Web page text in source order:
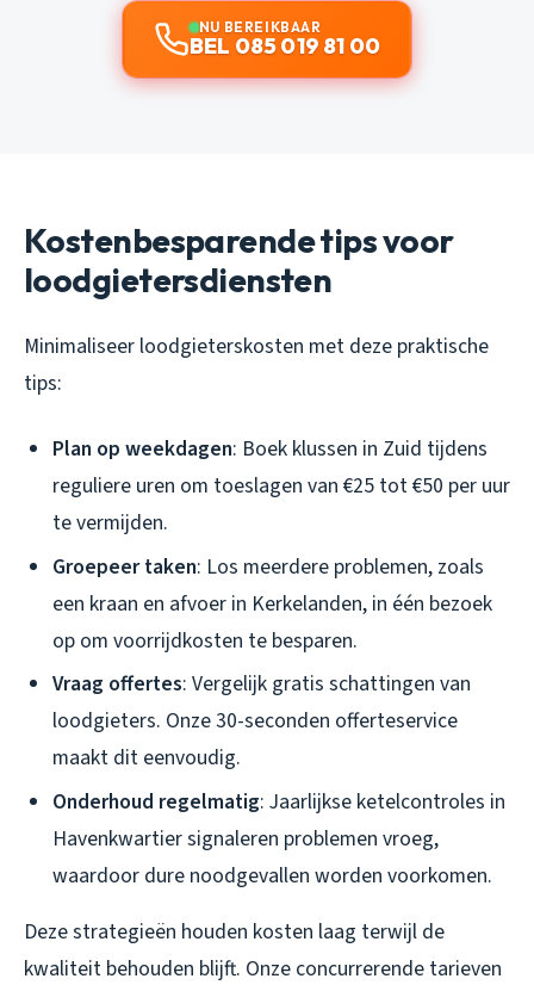
NU BEREIKBAAR
BEL 085 019 81 00
Kostenbesparende tips voor
loodgietersdiensten
Minimaliseer loodgieterskosten met deze praktische
tips:
Plan op weekdagen: Boek klussen in Zuid tijdens
reguliere uren om toeslagen van €25 tot €50 per uur
te vermijden.
Groepeer taken: Los meerdere problemen, zoals
een kraan en afvoer in Kerkelanden, in één bezoek
op om voorrijdkosten te besparen.
Vraag offertes: Vergelijk gratis schattingen van
loodgieters. Onze 30-seconden offerteservice
maakt dit eenvoudig.
Onderhoud regelmatig: Jaarlijkse ketelcontroles in
Havenkwartier signaleren problemen vroeg,
waardoor dure noodgevallen worden voorkomen.
Deze strategieën houden kosten laag terwijl de
kwaliteit behouden blijft. Onze concurrerende tarieven